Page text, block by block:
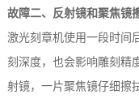
故障二、反射镜和聚焦镜
激光刻章机使用一段时间
刻深度，也会影响雕刻精
射镜，一片聚焦镜仔细擦